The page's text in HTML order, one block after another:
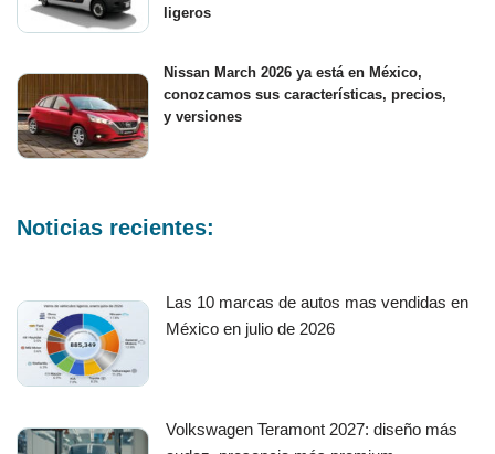
ligeros
Nissan March 2026 ya está en México,
conozcamos sus características, precios,
y versiones
Noticias recientes:
Las 10 marcas de autos mas vendidas en
México en julio de 2026
Volkswagen Teramont 2027: diseño más